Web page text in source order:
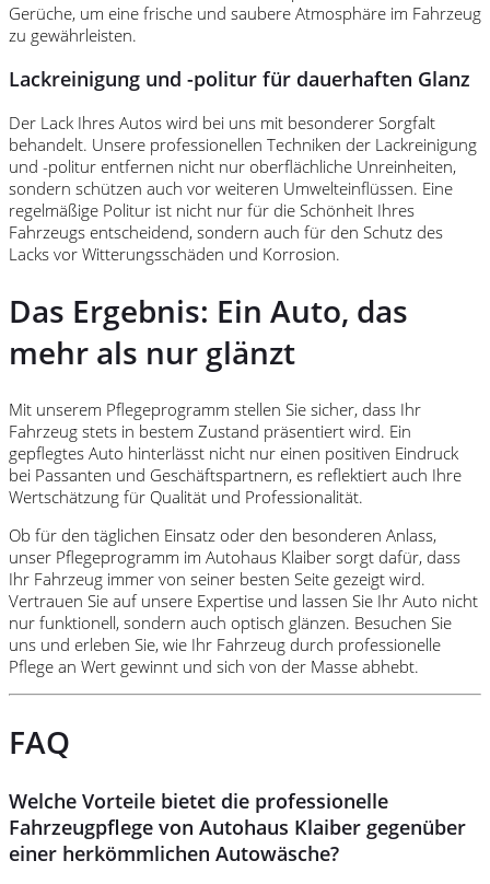
Gerüche, um eine frische und saubere Atmosphäre im Fahrzeug
zu gewährleisten.
Lackreinigung und -politur für dauerhaften Glanz
Der Lack Ihres Autos wird bei uns mit besonderer Sorgfalt
behandelt. Unsere professionellen Techniken der Lackreinigung
und -politur entfernen nicht nur oberflächliche Unreinheiten,
sondern schützen auch vor weiteren Umwelteinflüssen. Eine
regelmäßige Politur ist nicht nur für die Schönheit Ihres
Fahrzeugs entscheidend, sondern auch für den Schutz des
Lacks vor Witterungsschäden und Korrosion.
Das Ergebnis: Ein Auto, das
mehr als nur glänzt
Mit unserem Pflegeprogramm stellen Sie sicher, dass Ihr
Fahrzeug stets in bestem Zustand präsentiert wird. Ein
gepflegtes Auto hinterlässt nicht nur einen positiven Eindruck
bei Passanten und Geschäftspartnern, es reflektiert auch Ihre
Wertschätzung für Qualität und Professionalität.
Ob für den täglichen Einsatz oder den besonderen Anlass,
unser Pflegeprogramm im Autohaus Klaiber sorgt dafür, dass
Ihr Fahrzeug immer von seiner besten Seite gezeigt wird.
Vertrauen Sie auf unsere Expertise und lassen Sie Ihr Auto nicht
nur funktionell, sondern auch optisch glänzen. Besuchen Sie
uns und erleben Sie, wie Ihr Fahrzeug durch professionelle
Pflege an Wert gewinnt und sich von der Masse abhebt.
FAQ
Welche Vorteile bietet die professionelle
Fahrzeugpflege von Autohaus Klaiber gegenüber
einer herkömmlichen Autowäsche?